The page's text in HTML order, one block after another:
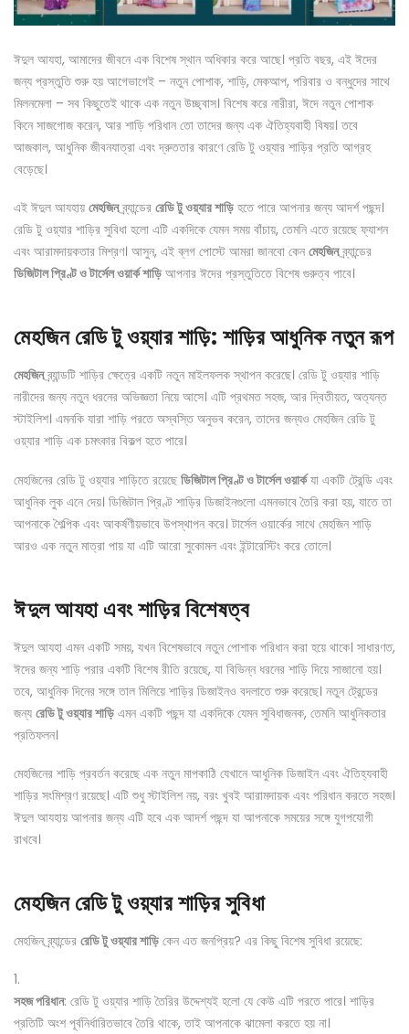
ঈদুল আযহা, আমাদের জীবনে এক বিশেষ স্থান অধিকার করে আছে। প্রতি বছর, এই ঈদের
জন্য প্রস্তুতি শুরু হয় আগেভাগেই – নতুন পোশাক, শাড়ি, মেকআপ, পরিবার ও বন্ধুদের সাথে
মিলনমেলা – সব কিছুতেই থাকে এক নতুন উচ্ছ্বাস। বিশেষ করে নারীরা, ঈদে নতুন পোশাক
কিনে সাজগোজ করেন, আর শাড়ি পরিধান তো তাদের জন্য এক ঐতিহ্যবাহী বিষয়। তবে
আজকাল, আধুনিক জীবনযাত্রা এবং দ্রুততার কারণে রেডি টু ওয়্যার শাড়ির প্রতি আগ্রহ
বেড়েছে।
এই ঈদুল আযহায় মেহজিনব্র্যান্ডের রেডি টু ওয়্যার শাড়ি হতে পারে আপনার জন্য আদর্শ পছন্দ।
রেডি টু ওয়্যার শাড়ির সুবিধা হলো এটি একদিকে যেমন সময় বাঁচায়, তেমনি এতে রয়েছে ফ্যাশন
এবং আরামদায়কতার মিশ্রণ। আসুন, এই ব্লগ পোস্টে আমরা জানবো কেন মেহজিনব্র্যান্ডের
ডিজিটাল প্রিণ্ট ও টার্সেল ওয়ার্ক শাড়ি আপনার ঈদের প্রস্তুতিতে বিশেষ গুরুত্ব পাবে।
মেহজিন রেডি টু ওয়্যার শাড়ি: শাড়ির আধুনিক নতুন রূপ
মেহজিনব্র্যান্ডটি শাড়ির ক্ষেত্রে একটি নতুন মাইলফলক স্থাপন করেছে। রেডি টু ওয়্যার শাড়ি
নারীদের জন্য নতুন ধরনের অভিজ্ঞতা নিয়ে আসে। এটি প্রথমত সহজ, আর দ্বিতীয়ত, অত্যন্ত
স্টাইলিশ। এমনকি যারা শাড়ি পরতে অস্বস্তি অনুভব করেন, তাদের জন্যও মেহজিন রেডি টু
ওয়্যার শাড়ি এক চমৎকার বিকল্প হতে পারে।
মেহজিনের রেডি টু ওয়্যার শাড়িতে রয়েছে ডিজিটাল প্রিণ্ট ও টার্সেল ওয়ার্কযা একটি ট্রেন্ডি এবং
আধুনিক লুক এনে দেয়। ডিজিটাল প্রিণ্ট শাড়ির ডিজাইনগুলো এমনভাবে তৈরি করা হয়, যাতে তা
আপনাকে শৈল্পিক এবং আকর্ষণীয়ভাবে উপস্থাপন করে। টার্সেল ওয়ার্কের সাথে মেহজিন শাড়ি
আরও এক নতুন মাত্রা পায় যা এটি আরো সুকোমল এবং ইন্টারেস্টিং করে তোলে।
ঈদুল আযহা এবং শাড়ির বিশেষত্ব
ঈদুল আযহা এমন একটি সময়, যখন বিশেষভাবে নতুন পোশাক পরিধান করা হয়ে থাকে। সাধারণত,
ঈদের জন্য শাড়ি পরার একটি বিশেষ রীতি রয়েছে, যা বিভিন্ন ধরনের শাড়ি দিয়ে সাজানো হয়।
তবে, আধুনিক দিনের সঙ্গে তাল মিলিয়ে শাড়ির ডিজাইনও বদলাতে শুরু করেছে। নতুন ট্রেন্ডের
জন্য রেডি টু ওয়্যার শাড়ি এমন একটি পছন্দ যা একদিকে যেমন সুবিধাজনক, তেমনি আধুনিকতার
প্রতিফলন।
মেহজিনের শাড়ি প্রবর্তন করেছে এক নতুন মাপকাঠি যেখানে আধুনিক ডিজাইন এবং ঐতিহ্যবাহী
শাড়ির সংমিশ্রণ রয়েছে। এটি শুধু স্টাইলিশ নয়, বরং খুবই আরামদায়ক এবং পরিধান করতে সহজ।
ঈদুল আযহায় আপনার জন্য এটি হবে এক আদর্শ পছন্দ যা আপনাকে সময়ের সঙ্গে যুগপযোগী
রাখবে।
মেহজিন রেডি টু ওয়্যার শাড়ির সুবিধা
মেহজিন ব্র্যান্ডের রেডি টু ওয়্যার শাড়ি কেন এত জনপ্রিয়? এর কিছু বিশেষ সুবিধা রয়েছে:
সহজ পরিধান: রেডি টু ওয়্যার শাড়ি তৈরির উদ্দেশ্যই হলো যে কেউ এটি পরতে পারে। শাড়ির
প্রতিটি অংশ পূর্বনির্ধারিতভাবে তৈরি থাকে, তাই আপনাকে ঝামেলা করতে হয় না।